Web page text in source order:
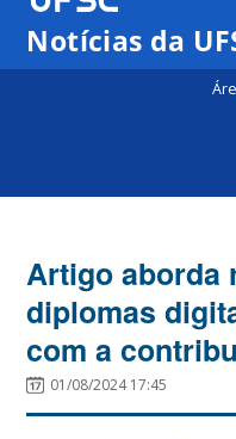
Notícias da
Artigo aborda
diplomas
com a
01/08/2024 17:45